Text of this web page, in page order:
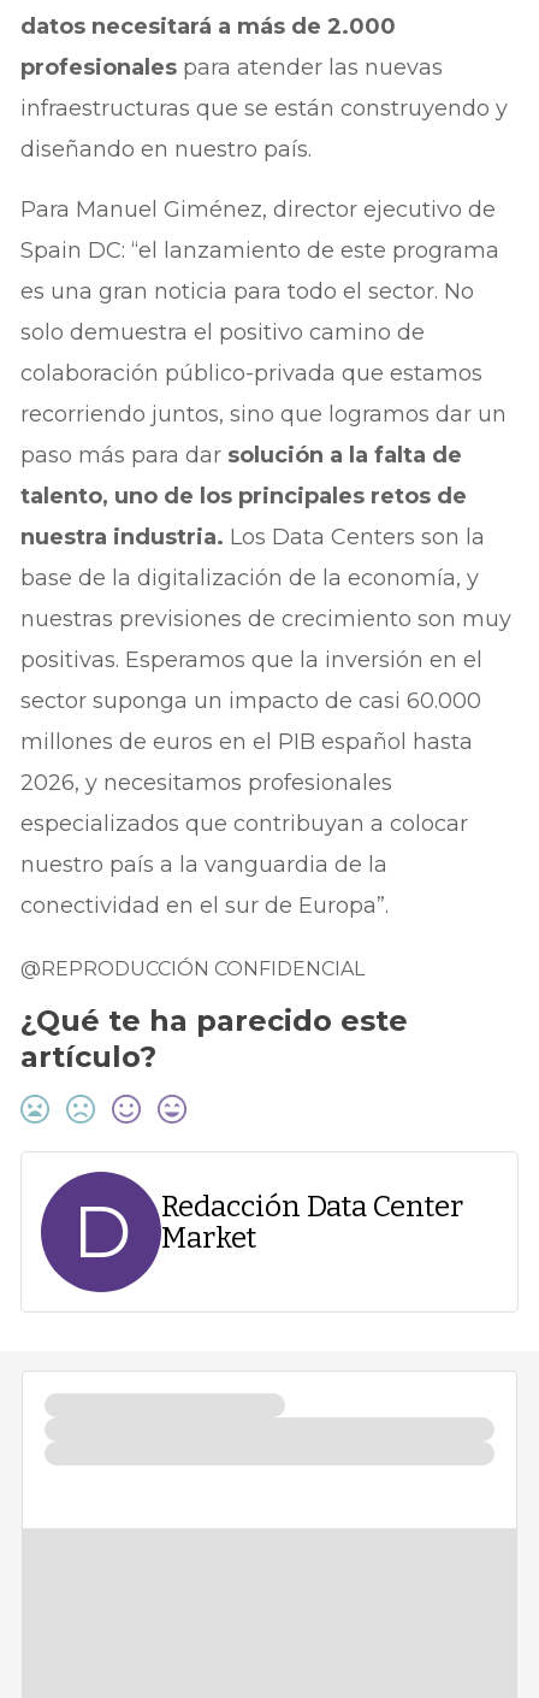
datos necesitará a más de 2.000
profesionales para atender las nuevas
infraestructuras que se están construyendo y
diseñando en nuestro país.
Para Manuel Giménez, director ejecutivo de
Spain DC: “el lanzamiento de este programa
es una gran noticia para todo el sector. No
solo demuestra el positivo camino de
colaboración público-privada que estamos
recorriendo juntos, sino que logramos dar un
paso más para dar solución a la falta de
talento, uno de los principales retos de
nuestra industria. Los Data Centers son la
base de la digitalización de la economía, y
nuestras previsiones de crecimiento son muy
positivas. Esperamos que la inversión en el
sector suponga un impacto de casi 60.000
millones de euros en el PIB español hasta
2026, y necesitamos profesionales
especializados que contribuyan a colocar
nuestro país a la vanguardia de la
conectividad en el sur de Europa”.
@REPRODUCCIÓN CONFIDENCIAL
¿Qué te ha parecido este
artículo?
D
Redacción Data Center
Market